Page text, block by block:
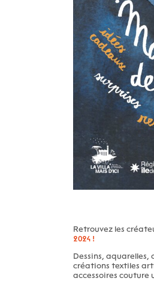
Retrouvez les
2024 !
Dessins,
créations textiles
accessoires couture